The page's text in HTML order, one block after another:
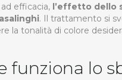
efficacia, l’effetto dello
. Il trattamento si
la tonalità di colore
funziona lo